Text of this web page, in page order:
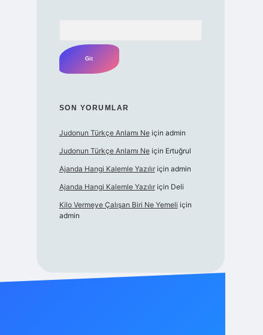
SON YORUMLAR
Judonun Türkçe Anlamı Neiçin admin
Judonun Türkçe Anlamı Neiçin Ertuğrul
Ajanda Hangi Kalemle Yazılıriçin admin
Ajanda Hangi Kalemle Yazılıriçin Deli
Kilo Vermeye Çalışan Biri Ne Yemeli için
admin